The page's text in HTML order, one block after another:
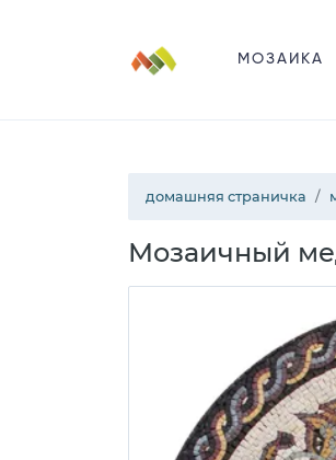
МОЗАИКА
домашняя страничка
Мозаичный